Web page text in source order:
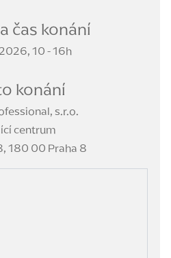
čas konání
10 - 16h
konání
s.r.o.
centrum
180 00 Praha 8